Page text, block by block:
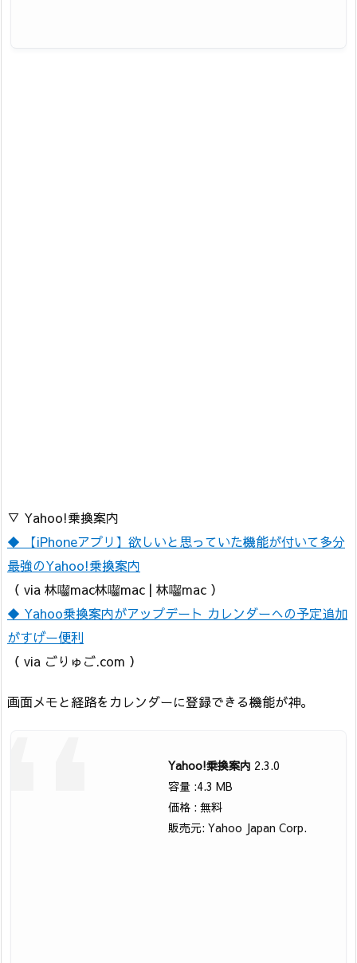
▽ Yahoo!乗換案内
◆ 【iPhoneアプリ】欲しいと思っていた機能が付いて多分
最強のYahoo!乗換案内
（ via 林囓mac林囓mac | 林囓mac ）
◆ Yahoo乗換案内がアップデート カレンダーへの予定追加
がすげー便利
（ via ごりゅご.com ）
画面メモと経路をカレンダーに登録できる機能が神。
Yahoo!乗換案内 2.3.0
容量 :4.3 MB
価格 : 無料
販売元: Yahoo Japan Corp.